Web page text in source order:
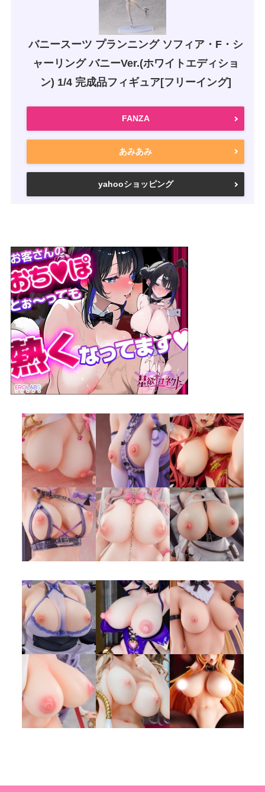
バニースーツ プランニング ソフィア・F・シ
ャーリング バニーVer.(ホワイトエディショ
ン) 1/4 完成品フィギュア[フリーイング]
FANZA
あみあみ
yahooショッピング